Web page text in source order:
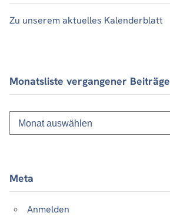
Zu unserem aktuelles Kalenderblatt
Monatsliste vergangener Beiträge
Monatsliste
vergangener
Beiträge
Meta
Anmelden